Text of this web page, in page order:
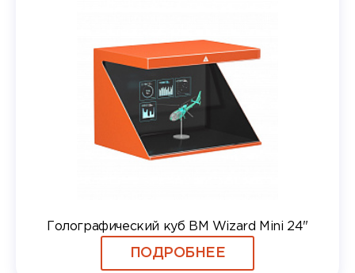
Голографический куб BM Wizard Mini 24"
ПОДРОБНЕЕ